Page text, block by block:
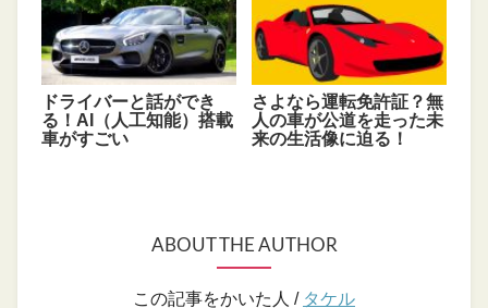
ドライバーと話ができ
る！AI（人工知能）搭載
車がすごい
さよなら運転免許証？無
人の車が公道を走った未
来の生活像に迫る！
ABOUT THE AUTHOR
この記事をかいた人 / タケル